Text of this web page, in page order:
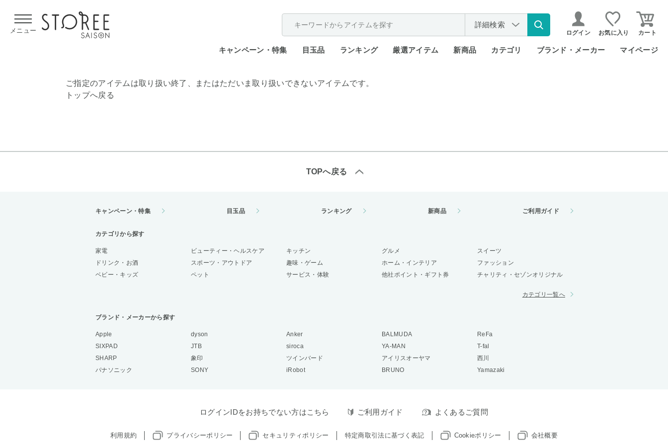
メニュー
詳細検索
ログイン お気に入り カート
キャンペーン・特集 目玉品 ランキング 厳選アイテム 新商品 カテゴリ ブランド・メーカー マイページ
ご指定のアイテムは取り扱い終了、またはただいま取り扱いできないアイテムです。
トップへ戻る
TOPへ戻る
キャンペーン・特集 目玉品 ランキング 新商品 ご利用ガイド
カテゴリから探す
家電 ビューティー・ヘルスケア キッチン グルメ
スイーツ
ドリンク・お酒
スポーツ・アウトドア 趣味・ゲーム ホーム・インテリア
ファッション
ベビー・キッズ
ペット サービス・体験 他社ポイント・ギフト券 チャリティ・セゾンオリジナル
カテゴリ一覧へ
ブランド・メーカーから探す
Apple dyson Anker BALMUDA
ReFa
SIXPAD
JTB siroca YA-MAN
T-fal
SHARP
象印 ツインバード アイリスオーヤマ
西川
パナソニック
SONY iRobot BRUNO Yamazaki
ログインIDをお持ちでない方はこちら ご利用ガイド よくあるご質問
利用規約 プライバシーポリシー セキュリティポリシー 特定商取引法に基づく表記 Cookieポリシー 会社概要